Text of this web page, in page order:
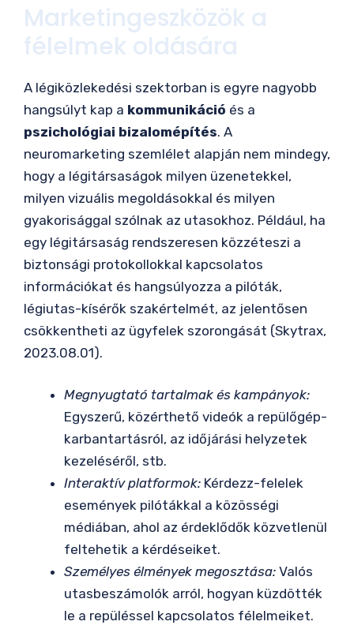
Marketingeszközök a
félelmek oldására
A légiközlekedési szektorban is egyre nagyobb
hangsúlyt kap a kommunikáció és a
pszichológiai bizalomépítés. A
neuromarketing szemlélet alapján nem mindegy,
hogy a légitársaságok milyen üzenetekkel,
milyen vizuális megoldásokkal és milyen
gyakorisággal szólnak az utasokhoz. Például, ha
egy légitársaság rendszeresen közzéteszi a
biztonsági protokollokkal kapcsolatos
információkat és hangsúlyozza a pilóták,
légiutas-kísérők szakértelmét, az jelentősen
csökkentheti az ügyfelek szorongását (Skytrax,
2023.08.01).
Megnyugtató tartalmak és kampányok:
Egyszerű, közérthető videók a repülőgép-
karbantartásról, az időjárási helyzetek
kezeléséről, stb.
Interaktív platformok: Kérdezz-felelek
események pilótákkal a közösségi
médiában, ahol az érdeklődők közvetlenül
feltehetik a kérdéseiket.
Személyes élmények megosztása: Valós
utasbeszámolók arról, hogyan küzdötték
le a repüléssel kapcsolatos félelmeiket.